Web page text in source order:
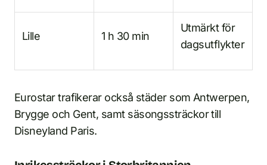
Lille 1 h 30 min
Utmärkt för
dagsutflykter
Eurostar trafikerar också städer som Antwerpen,
Brygge och Gent, samt säsongssträckor till
Disneyland Paris.